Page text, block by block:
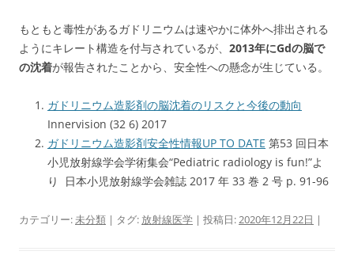
もともと毒性があるガドリニウムは速やかに体外へ排出される
ようにキレート構造を付与されているが、 2013年にGdの脳で
の沈着が報告されたことから、安全性への懸念が生じている。
ガドリニウム造影剤の脳沈着のリスクと今後の動向
Innervision (32 6) 2017
ガドリニウム造影剤安全性情報UP TO DATE 第53 回日本
小児放射線学会学術集会“Pediatric radiology is fun!”よ
り 日本小児放射線学会雑誌 2017 年 33 巻 2 号 p. 91-96
カテゴリー:未分類 | タグ: 放射線医学 | 投稿日:2020年12月22日 |